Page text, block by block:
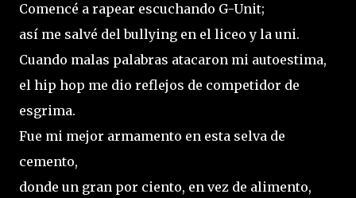
Comencé a rapear escuchando G-Unit;
así me salvé del bullying en el liceo y la uni.
Cuando malas palabras atacaron mi autoestima,
el hip hop me dio reflejos de competidor de
esgrima.
Fue mi mejor armamento en esta selva de
cemento,
donde un gran por ciento, en vez de alimento,